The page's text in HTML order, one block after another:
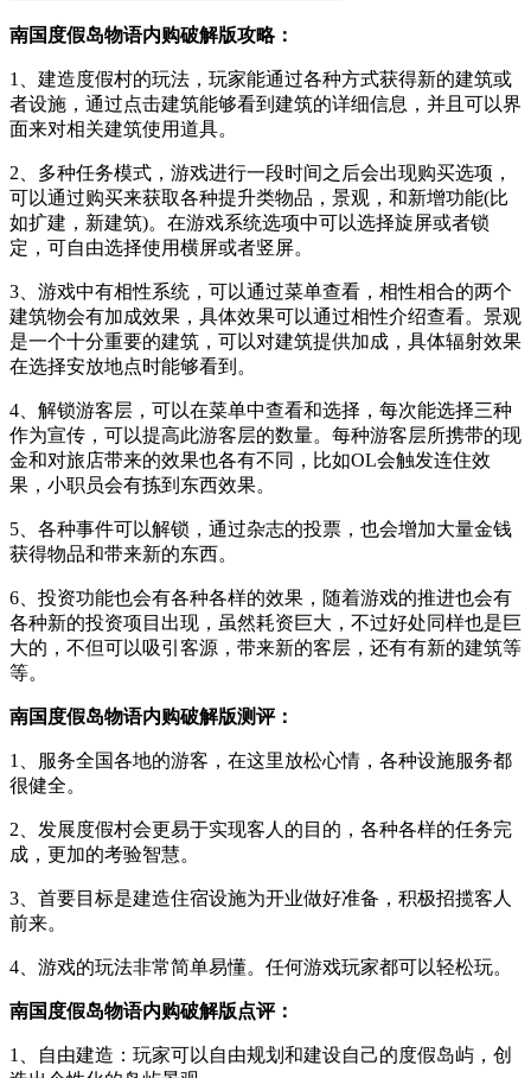
南国度假岛物语内购破解版攻略：
1、建造度假村的玩法，玩家能通过各种方式获得新的建筑或
者设施，通过点击建筑能够看到建筑的详细信息，并且可以界
面来对相关建筑使用道具。
2、多种任务模式，游戏进行一段时间之后会出现购买选项，
可以通过购买来获取各种提升类物品，景观，和新增功能(比
如扩建，新建筑)。在游戏系统选项中可以选择旋屏或者锁
定，可自由选择使用横屏或者竖屏。
3、游戏中有相性系统，可以通过菜单查看，相性相合的两个
建筑物会有加成效果，具体效果可以通过相性介绍查看。景观
是一个十分重要的建筑，可以对建筑提供加成，具体辐射效果
在选择安放地点时能够看到。
4、解锁游客层，可以在菜单中查看和选择，每次能选择三种
作为宣传，可以提高此游客层的数量。每种游客层所携带的现
金和对旅店带来的效果也各有不同，比如OL会触发连住效
果，小职员会有拣到东西效果。
5、各种事件可以解锁，通过杂志的投票，也会增加大量金钱
获得物品和带来新的东西。
6、投资功能也会有各种各样的效果，随着游戏的推进也会有
各种新的投资项目出现，虽然耗资巨大，不过好处同样也是巨
大的，不但可以吸引客源，带来新的客层，还有有新的建筑等
等。
南国度假岛物语内购破解版测评：
1、服务全国各地的游客，在这里放松心情，各种设施服务都
很健全。
2、发展度假村会更易于实现客人的目的，各种各样的任务完
成，更加的考验智慧。
3、首要目标是建造住宿设施为开业做好准备，积极招揽客人
前来。
4、游戏的玩法非常简单易懂。任何游戏玩家都可以轻松玩。
南国度假岛物语内购破解版点评：
1、自由建造：玩家可以自由规划和建设自己的度假岛屿，创